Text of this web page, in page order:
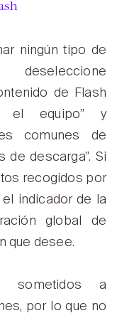
ningún tipo de
de Flash
el equipo” y
comunes de
descarga”. Si
recogidos por
indicador de la
global de
que desee.
sometidos a
por lo que no